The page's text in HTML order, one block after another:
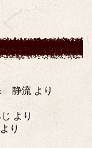
静流 より
より
より